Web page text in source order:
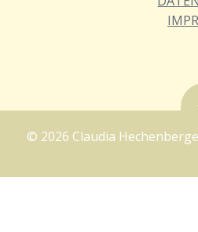
© 2026 Claudia